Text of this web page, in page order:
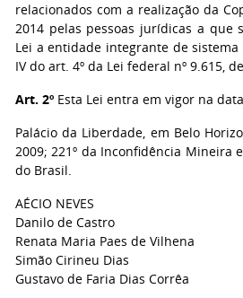
relacionados com a realização da
2014 pelas pessoas jurídicas a que
Lei a entidade integrante de
IV do art. 4º da Lei federal nº 9.615,
Art. 2º Esta Lei entra em vigor na
Palácio da Liberdade, em Belo
2009; 221º da Inconfidência Mineira
do Brasil.
AÉCIO NEVES
Danilo de Castro
Renata Maria Paes de Vilhena
Simão Cirineu Dias
Gustavo de Faria Dias Corrêa